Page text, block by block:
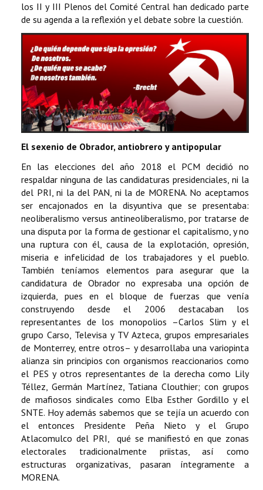
los II y III Plenos del Comité Central han dedicado parte
de su agenda a la reflexión y el debate sobre la cuestión.
El sexenio de Obrador, antiobrero y antipopular
En las elecciones del año 2018 el PCM decidió no
respaldar ninguna de las candidaturas presidenciales, ni la
del PRI, ni la del PAN, ni la de MORENA. No aceptamos
ser encajonados en la disyuntiva que se presentaba:
neoliberalismo versus antineoliberalismo, por tratarse de
una disputa por la forma de gestionar el capitalismo, y no
una ruptura con él, causa de la explotación, opresión,
miseria e infelicidad de los trabajadores y el pueblo.
También teníamos elementos para asegurar que la
candidatura de Obrador no expresaba una opción de
izquierda, pues en el bloque de fuerzas que venía
construyendo desde el 2006 destacaban los
representantes de los monopolios –Carlos Slim y el
grupo Carso, Televisa y TV Azteca, grupos empresariales
de Monterrey, entre otros– y desarrollaba una variopinta
alianza sin principios con organismos reaccionarios como
el PES y otros representantes de la derecha como Lily
Téllez, Germán Martínez, Tatiana Clouthier; con grupos
de mafiosos sindicales como Elba Esther Gordillo y el
SNTE. Hoy además sabemos que se tejía un acuerdo con
el entonces Presidente Peña Nieto y el Grupo
Atlacomulco del PRI, qué se manifiestó en que zonas
electorales tradicionalmente priistas, así como
estructuras organizativas, pasaran íntegramente a
MORENA.